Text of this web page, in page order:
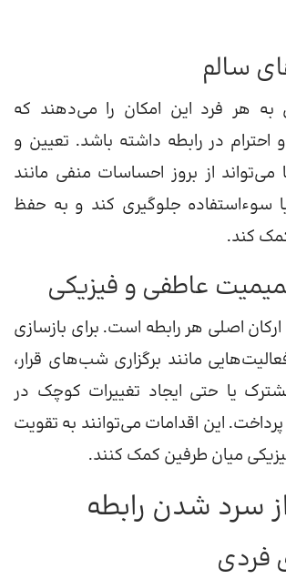
سالم
هر فرد این امکان را می‌دهند که
در رابطه داشته باشد. تعیین و
می‌تواند از بروز احساسات منفی مانند
سوءاستفاده جلوگیری کند و به حفظ
کند.
عاطفی و فیزیکی
اصلی هر رابطه است. برای بازسازی
مانند برگزاری شب‌های قرار،
یا حتی ایجاد تغییرات کوچک در
پرداخت. این اقدامات می‌توانند به تقویت
میان طرفین کمک کنند.
سرد شدن رابطه
فردی